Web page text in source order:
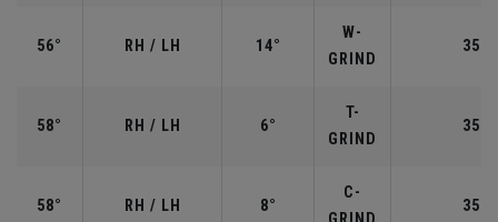
56° RH / LH 14°
W-
GRIND
58° RH / LH 6°
T-
GRIND
58° RH / LH 8°
C-